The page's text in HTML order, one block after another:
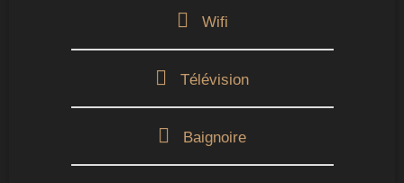
Wifi
Télévision
Baignoire